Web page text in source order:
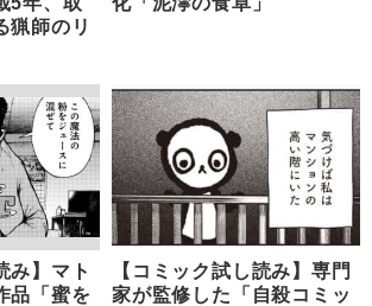
猟師のリ
み】マト
品「蜜を
【コミック試し読み】専門
家が監修した「自殺コミッ